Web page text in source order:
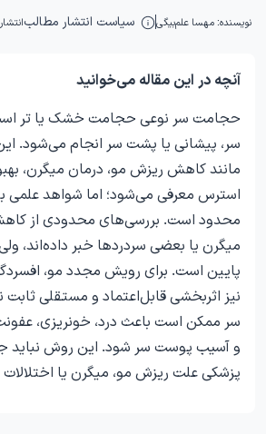
نویسنده: مهسا علم‌بیگی سیاست انتشار مطالبانتشار: ۱۴۰۵/
آنچه در این مقاله می‌خوانید
حجامت سر نوعی حجامت خشک یا تر
سر، پیشانی یا پشت سر انجام می‌شود.
مانند کاهش ریزش مو، درمان میگرن،
استرس معرفی می‌شود؛ اما شواهد علمی
محدود است. بررسی‌های محدودی از
میگرن یا بعضی سردردها خبر داده‌اند،
پایین است. برای رویش مجدد مو،
نیز اثربخشی قابل‌اعتماد و مستقلی
سر ممکن است باعث درد، خونریزی،
و آسیب پوست سر شود. این روش نباید
پزشکی علت ریزش مو، میگرن یا